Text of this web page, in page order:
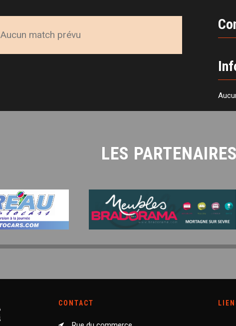
Aucun match prévu
LES
CONTACT